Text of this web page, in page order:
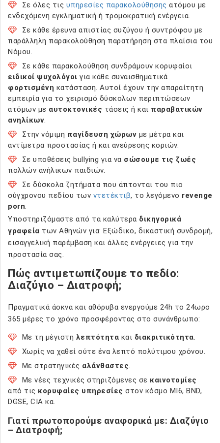
Σε όλες τις υπηρεσίες παρακολούθησης ατόμου με
ενδεχόμενη εγκληματική ή τρομοκρατική ενέργεια.
Σε κάθε έρευνα απιστίας συζύγου ή συντρόφου με
παράλληλη παρακολούθηση παρατήρηση στα πλαίσια του
Νόμου.
Σε κάθε παρακολούθηση συνδράμουν κορυφαίοι
ειδικοί ψυχολόγοι για κάθε συναισθηματικά
φορτισμένη κατάσταση. Αυτοί έχουν την απαραίτητη
εμπειρία για το χειρισμό δύσκολων περιπτώσεων
ατόμων με αυτοκτονικές τάσεις ή και παραβατικών
ανηλίκων.
Στην νόμιμη παγίδευση χώρων με μέτρα και
αντίμετρα προστασίας ή και ανεύρεσης κοριών.
Σε υποθέσεις bullying για να σώσουμε τις ζωές
πολλών ανήλικων παιδιών.
Σε δύσκολα ζητήματα που άπτονται του πιο
σύγχρονου πεδίου των ντετέκτιβ, το λεγόμενο revenge
porn.
Υποστηριζόμαστε από τα καλύτερα δικηγορικά
γραφεία των Αθηνών για: Εξώδικο, δικαστική συνδρομή,
εισαγγελική παρέμβαση και άλλες ενέργειες για την
προστασία σας.
Πώς αντιμετωπίζουμε το πεδίο:
Διαζύγιο – Διατροφή;
Πραγματικά άοκνα και αθόρυβα ενεργούμε 24h το 24ωρο
365 μέρες το χρόνο προσφέροντας στο συνάνθρωπο:
Με τη μέγιστη λεπτότητα και διακριτικότητα.
Χωρίς να χαθεί ούτε ένα λεπτό πολύτιμου χρόνου.
Με στρατηγικές αλάνθαστες.
Με νέες τεχνικές στηριζόμενες σε καινοτομίες
από τις κορυφαίες υπηρεσίες στον κόσμο MI6, BND,
DGSE, CIA κα.
Γιατί πρωτοπορούμε αναφορικά με: Διαζύγιο
– Διατροφή;